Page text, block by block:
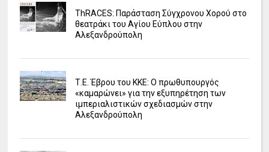
ΤhRACES: Παράσταση Σύγχρονου Χορού στο
θεατράκι του Αγίου Εύπλου στην
Αλεξανδρούπολη
Τ.Ε. Έβρου του ΚΚΕ: Ο πρωθυπουργός
«καμαρώνει» για την εξυπηρέτηση των
ιμπεριαλιστικών σχεδιασμών στην
Αλεξανδρούπολη